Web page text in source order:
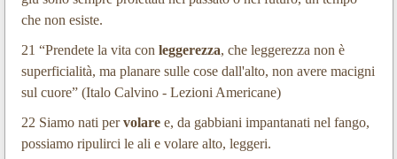
che non esiste.
21 “Prendete la vita con leggerezza, che leggerezza non è
superficialità, ma planare sulle cose dall'alto, non avere macigni
sul cuore” (Italo Calvino - Lezioni Americane)
22 Siamo nati pervolaree, da gabbiani impantanati nel fango,
possiamo ripulirci le ali e volare alto, leggeri.